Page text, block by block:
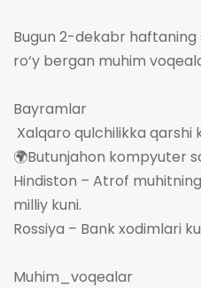
Bugun 2-dekabr haftaning
ro‘y bergan muhim
Bayramlar
Xalqaro qulchilikka qarshi
🌍Butunjahon kompyuter
Hindiston – Atrof
milliy kuni.
Rossiya – Bank xodimlari
Muhim_voqealar